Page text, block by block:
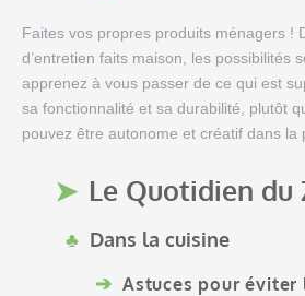
Faites vos propres produits ménagers !
d’entretien faits maison, les possibilités
apprenez à vous passer de ce qui est
sa fonctionnalité et sa durabilité, plutôt
pouvez être autonome et créatif dans la
Le Quotidien du
Dans la cuisine
Astuces pour